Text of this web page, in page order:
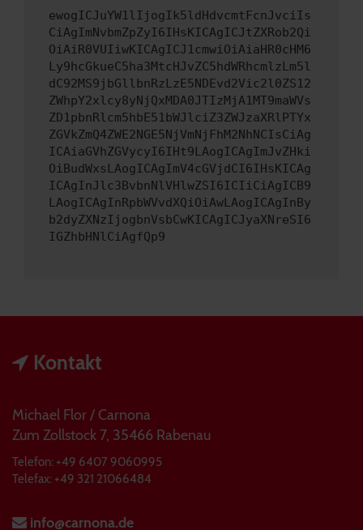
ewogICJuYW1lIjogIk5ldHdvcmtFcnJvciIs
CiAgImNvbmZpZyI6IHsKICAgICJtZXRob2Qi
OiAiR0VUIiwKICAgICJ1cmwiOiAiaHR0cHM6
Ly9hcGkueC5ha3MtcHJvZC5hdWRhcmlzLm5l
dC92MS9jbGllbnRzLzE5NDEvd2Vic2l0ZS12
ZWhpY2xlcy8yNjQxMDA0JTIzMjA1MT9maWVs
ZD1pbnRlcm5hbE51bWJlciZ3ZWJzaXRlPTYx
ZGVkZmQ4ZWE2NGE5NjVmNjFhM2NhNCIsCiAg
ICAiaGVhZGVycyI6IHt9LAogICAgImJvZHki
OiBudWxsLAogICAgImV4cGVjdCI6IHsKICAg
ICAgInJlc3BvbnNlVHlwZSI6ICIiCiAgICB9
LAogICAgInRpbWVvdXQiOiAwLAogICAgInBy
b2dyZXNzIjogbnVsbCwKICAgICJyaXNreSI6
IGZhbHNlCiAgfQp9
Kontakt
Michael Flor / Carnona
Zum Zollstock 7, 35466 Rabenau
Telefon: +49 6407 9060995
Telefax: +49 321 21066484
info@carnona.de